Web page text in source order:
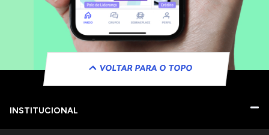
VOLTAR PARA O TOPO
INSTITUCIONAL